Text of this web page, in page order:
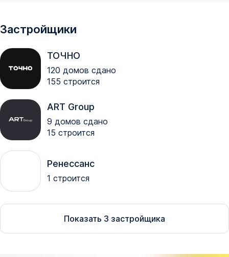
Застройщики
ТОЧНО
120 домов сдано
155 строится
ART Group
9 домов сдано
15 строится
Ренессанс
1 строится
Показать 3 застройщика